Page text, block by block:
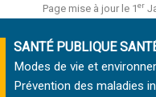
Page mise à jour le 1er
SANTÉ PUBLIQUE
Modes de vie et
Prévention des maladies